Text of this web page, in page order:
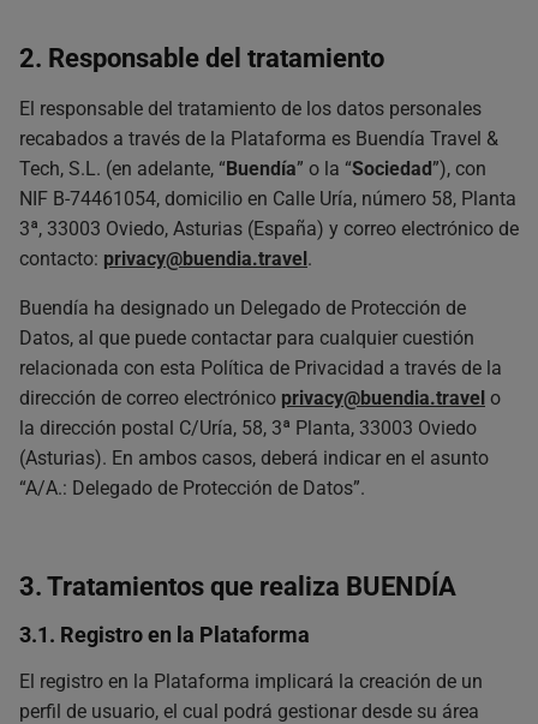
2. Responsable del tratamiento
El responsable del tratamiento de los datos personales
recabados a través de la Plataforma es Buendía Travel &
Tech, S.L. (en adelante, “Buendía” o la “Sociedad”), con
NIF B-74461054, domicilio en Calle Uría, número 58, Planta
3ª, 33003 Oviedo, Asturias (España) y correo electrónico de
contacto: privacy@buendia.travel.
Buendía ha designado un Delegado de Protección de
Datos, al que puede contactar para cualquier cuestión
relacionada con esta Política de Privacidad a través de la
dirección de correo electrónico privacy@buendia.travel o
la dirección postal C/Uría, 58, 3ª Planta, 33003 Oviedo
(Asturias). En ambos casos, deberá indicar en el asunto
“A/A.: Delegado de Protección de Datos”.
3. Tratamientos que realiza BUENDÍA
3.1. Registro en la Plataforma
El registro en la Plataforma implicará la creación de un
perfil de usuario, el cual podrá gestionar desde su área